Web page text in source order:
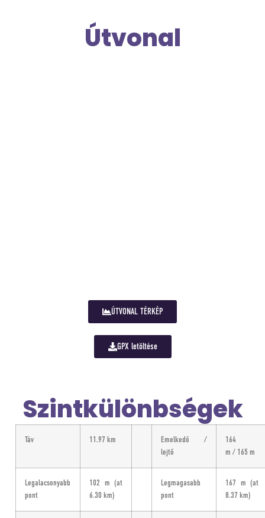
Útvonal
ÚTVONAL TÉRKÉP
GPX letöltése
Szintkülönbségek
Táv 11.97 km
Emelkedő /
lejtő
164
m / 165 m
Legalacsonyabb
pont
102 m (at
6.30 km)
Legmagasabb
pont
167 m (at
8.37 km)